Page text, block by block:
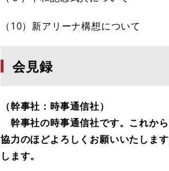
（10）新アリーナ構想について
会見録
​（幹事社：時事通信社）
幹事社の時事通信社です。これか
協力のほどよろしくお願いいたしま
します。